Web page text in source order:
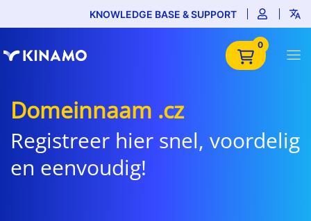
KNOWLEDGE BASE & SUPPORT
0
Domeinnaam .cz
Registreer hier snel, voordelig
en eenvoudig!